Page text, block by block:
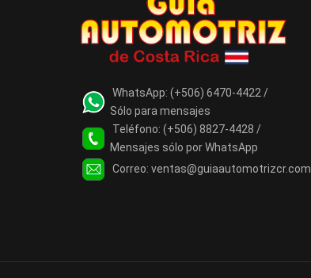
WhatsApp: (+506) 6470-4422 /
Sólo para mensajes
Teléfono: (+506) 8827-4428 /
Mensajes sólo por WhatsApp
Correo: ventas@guiaautomotrizcr.com